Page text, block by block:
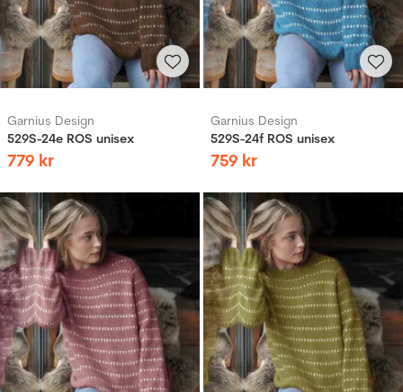
Garnius Design
529S-24e ROS unisex
779 kr
Garnius Design
529S-24f ROS unisex
759 kr